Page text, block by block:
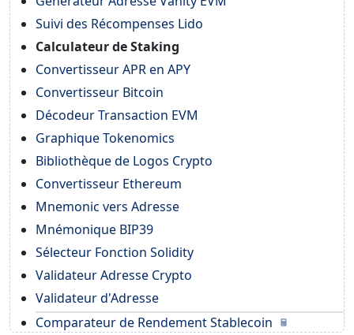
Suivi des Récompenses Lido
Calculateur de Staking
Convertisseur APR en APY
Convertisseur Bitcoin
Décodeur Transaction EVM
Graphique Tokenomics
Bibliothèque de Logos Crypto
Convertisseur Ethereum
Mnemonic vers Adresse
Mnémonique BIP39
Sélecteur Fonction Solidity
Validateur Adresse Crypto
Validateur d'Adresse
Comparateur de Rendement Stablecoin